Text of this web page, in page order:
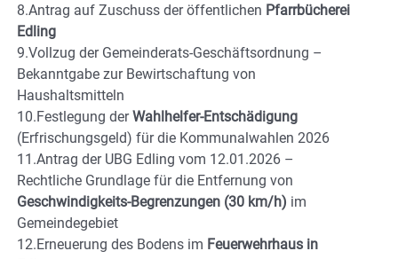
8.Antrag auf Zuschuss der öffentlichen Pfarrbücherei
Edling
9.Vollzug der Gemeinderats-Geschäftsordnung –
Bekanntgabe zur Bewirtschaftung von
Haushaltsmitteln
10.Festlegung derWahlhelfer-Entschädigung
(Erfrischungsgeld) für die Kommunalwahlen 2026
11.Antrag der UBG Edling vom 12.01.2026 –
Rechtliche Grundlage für die Entfernung von
Geschwindigkeits-Begrenzungen (30 km/h) im
Gemeindegebiet
12.Erneuerung des Bodens im Feuerwehrhaus in